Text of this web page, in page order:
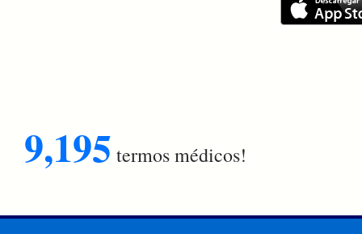
9,195 termos médicos!